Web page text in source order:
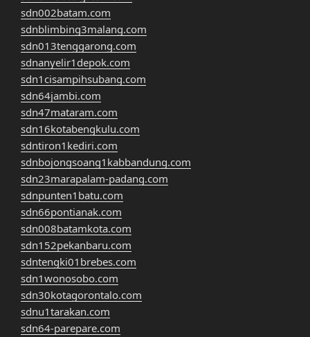
sdn002batam.com
sdnblimbing3malang.com
sdn013tenggarong.com
sdnanyelir1depok.com
sdn1cisampihsubang.com
sdn64jambi.com
sdn47mataram.com
sdn16kotabengkulu.com
sdntiron1kediri.com
sdnbojongsoang1kabbandung.com
sdn23marapalam-padang.com
sdnpunten1batu.com
sdn66pontianak.com
sdn008batamkota.com
sdn152pekanbaru.com
sdntengki01brebes.com
sdn1wonosobo.com
sdn30kotagorontalo.com
sdnu1tarakan.com
sdn64-parepare.com